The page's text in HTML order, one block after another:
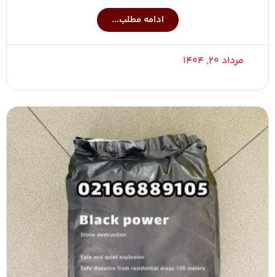
ادامه مطلب...
مرداد ۲۰, ۱۴۰۴